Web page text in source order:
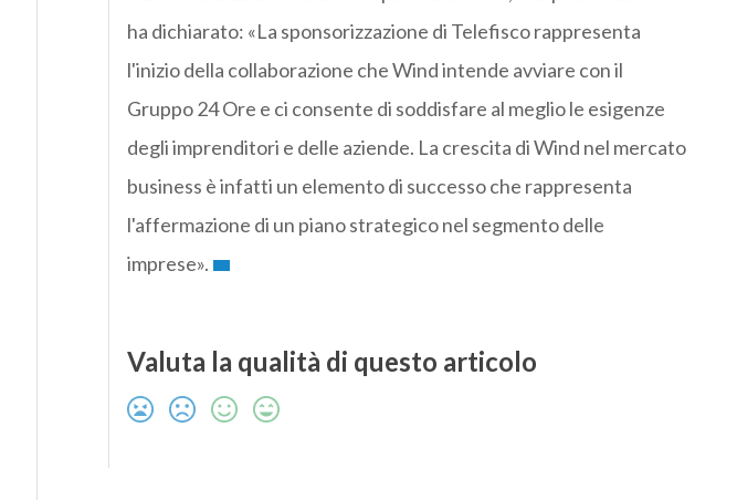
ha dichiarato: «La sponsorizzazione di Telefisco rappresenta
l'inizio della collaborazione che Wind intende avviare con il
Gruppo 24 Ore e ci consente di soddisfare al meglio le esigenze
degli imprenditori e delle aziende. La crescita di Wind nel mercato
business è infatti un elemento di successo che rappresenta
l'affermazione di un piano strategico nel segmento delle
imprese».
Valuta la qualità di questo articolo